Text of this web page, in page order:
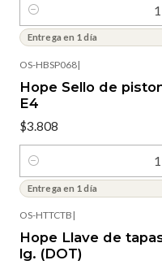
Cantidad
Entrega en 1 día
OS-HBSP068|
Hope Sello de
E4
$3.808
Cantidad
Entrega en 1 día
OS-HTTCTB |
Hope Llave de
lg. (DOT)